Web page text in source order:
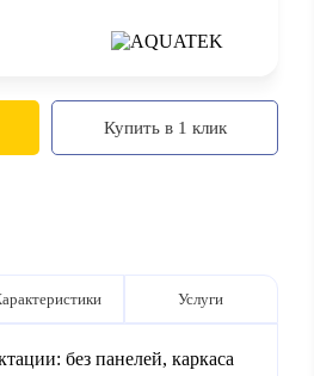
Купить в 1 клик
Услуги
без панелей, каркаса